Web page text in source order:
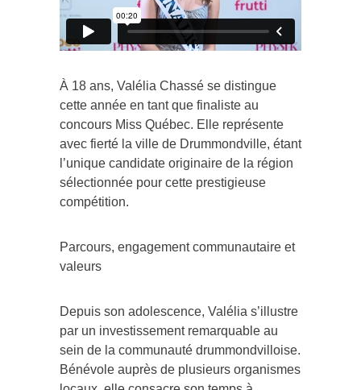
À 18 ans, Valélia Chassé se distingue
cette année en tant que finaliste au
concours Miss Québec. Elle représente
avec fierté la ville de Drummondville, étant
l’unique candidate originaire de la région
sélectionnée pour cette prestigieuse
compétition.
Parcours, engagement communautaire et
valeurs
Depuis son adolescence, Valélia s’illustre
par un investissement remarquable au
sein de la communauté drummondvilloise.
Bénévole auprès de plusieurs organismes